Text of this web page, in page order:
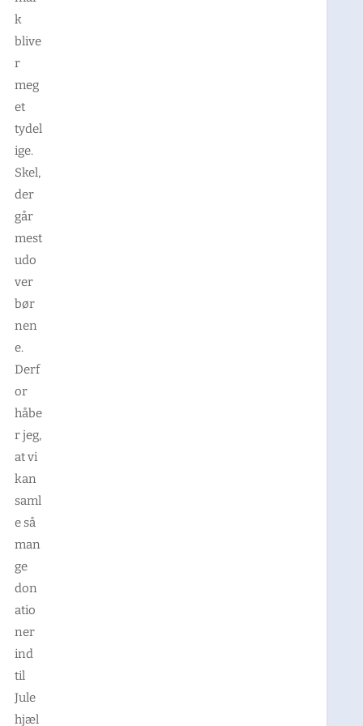
k
blive
r
meg
et
tydel
ige.
Skel,
der
går
mest
udo
ver
bør
nen
e.
Derf
or
håbe
r jeg,
at vi
kan
saml
e så
man
ge
don
atio
ner
ind
til
Jule
hjæl